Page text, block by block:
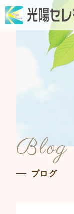
Blog
ブログ